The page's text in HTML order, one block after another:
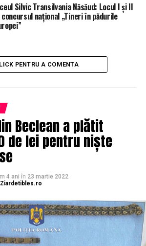
Pascal Cojocărița
care își schimbă activitatea în
Silvic Transilvania Năsăud: Locul I și II
concursul național „Tineri în pădurile
PENTRU A COMENTA
Beclean a plătit
de lei pentru niște
4 ani în 23 martie 2022
Ziardetibles.ro